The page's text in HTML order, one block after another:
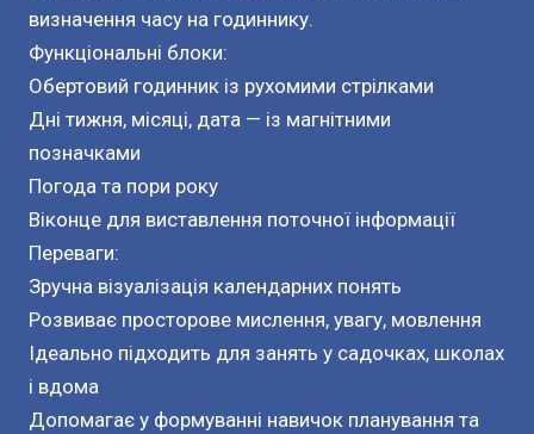
визначення часу на годиннику.
Функціональні блоки:
Обертовий годинник із рухомими стрілками
Дні тижня, місяці, дата — із магнітними
позначками
Погода та пори року
Віконце для виставлення поточної інформації
Переваги:
Зручна візуалізація календарних понять
Розвиває просторове мислення, увагу, мовлення
Ідеально підходить для занять у садочках, школах
і вдома
Допомагає у формуванні навичок планування та